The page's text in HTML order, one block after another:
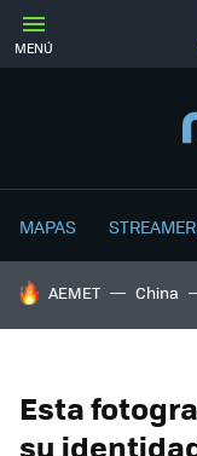
MENÚ
MAPAS
HOY SE HABLA DE
AEMET China
Esta
su